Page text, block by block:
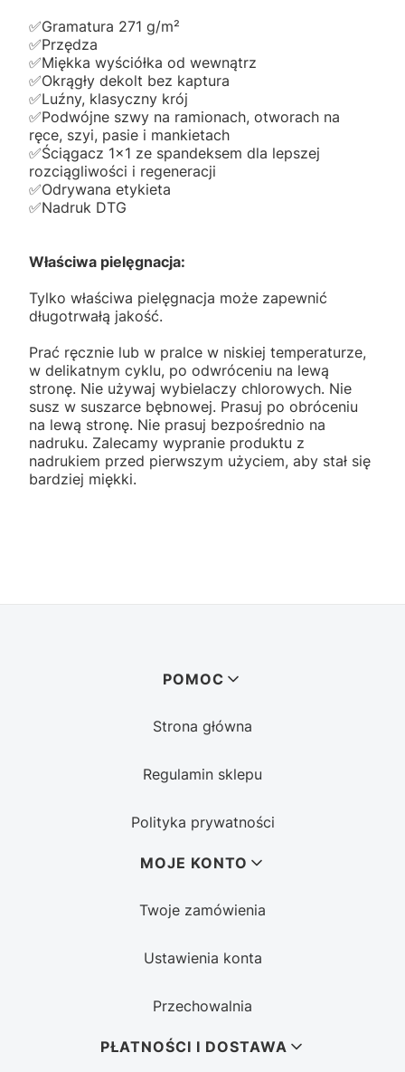
✅️Gramatura 271 g/m²
✅️Przędza
✅️Miękka wyściółka od wewnątrz
✅️Okrągły dekolt bez kaptura
✅️Luźny, klasyczny krój
✅️Podwójne szwy na ramionach, otworach na
ręce, szyi, pasie i mankietach
✅️Ściągacz 1x1 ze spandeksem dla lepszej
rozciągliwości i regeneracji
✅️Odrywana etykieta
✅️Nadruk DTG
Właściwa pielęgnacja:
Tylko właściwa pielęgnacja może zapewnić
długotrwałą jakość.
Prać ręcznie lub w pralce w niskiej temperaturze,
w delikatnym cyklu, po odwróceniu na lewą
stronę. Nie używaj wybielaczy chlorowych. Nie
susz w suszarce bębnowej. Prasuj po obróceniu
na lewą stronę. Nie prasuj bezpośrednio na
nadruku. Zalecamy wypranie produktu z
nadrukiem przed pierwszym użyciem, aby stał się
bardziej miękki.
POMOC
Strona główna
Regulamin sklepu
Polityka prywatności
MOJE KONTO
Twoje zamówienia
Ustawienia konta
Przechowalnia
PŁATNOŚCI I DOSTAWA